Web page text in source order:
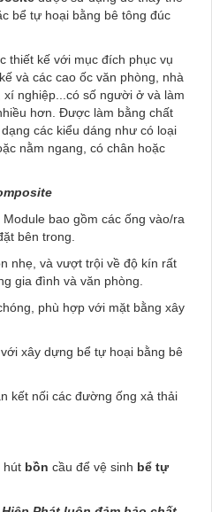
bể tự hoại bằng bê tông đúc
thiết kế với mục đích phục vụ
và các cao ốc văn phòng, nhà
xí nghiệp...có số người ở và làm
hơn. Được làm bằng chất
dạng các kiểu dáng như có loại
nằm ngang, có chân hoặc
bao gồm các ống vào/ra
bên trong.
và vượt trội về độ kín rất
gia đình và văn phòng.
phù hợp với mặt bằng xây
xây dựng bể tự hoại bằng bê
nối các đường ống xả thải
bồn cầu để vệ sinh bể tự